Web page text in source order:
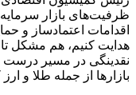
ظرفیت‌های بازار سرمایه
اقدامات اعتمادساز و
هدایت کنیم، هم مشکل
نقدینگی در مسیر درست
بازارها از جمله طلا و